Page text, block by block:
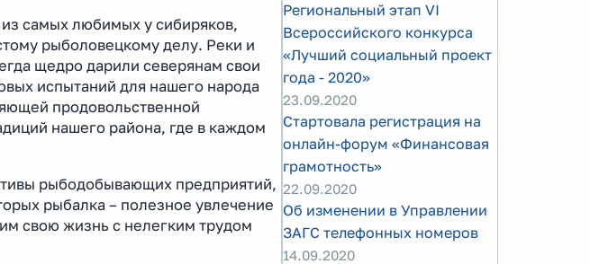
самых любимых у сибиряков,
рыболовецкому делу. Реки и
щедро дарили северянам свои
испытаний для нашего народа
продовольственной
нашего района, где в каждом
рыбодобывающих предприятий,
рыбалка – полезное увлечение
свою жизнь с нелегким трудом
Региональный этап VI
Всероссийского конкурса
«Лучший социальный проект
года - 2020»
23.09.2020
Стартовала регистрация на
онлайн-форум «Финансовая
грамотность»
22.09.2020
Об изменении в Управлении
ЗАГС телефонных номеров
14.09.2020